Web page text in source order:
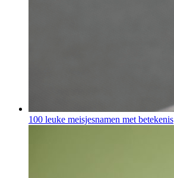
100 leuke meisjesnamen met betekenis